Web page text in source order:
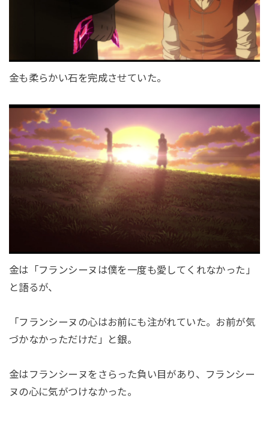
金も柔らかい石を完成させていた。
金は「フランシーヌは僕を一度も愛してくれなかった」
と語るが、
「フランシーヌの心はお前にも注がれていた。お前が気
づかなかっただけだ」と銀。
金はフランシーヌをさらった負い目があり、フランシー
ヌの心に気がつけなかった。